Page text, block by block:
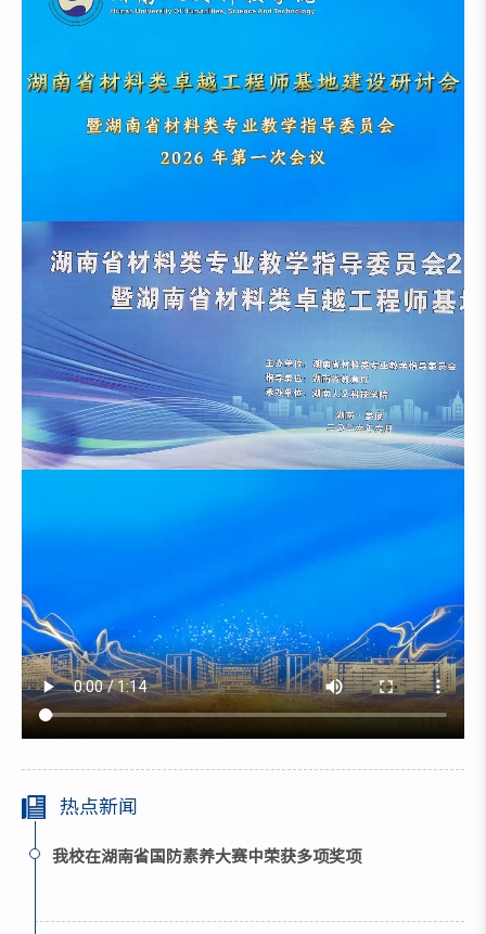
热点新闻
我校在湖南省国防素养大赛中荣获多项奖项